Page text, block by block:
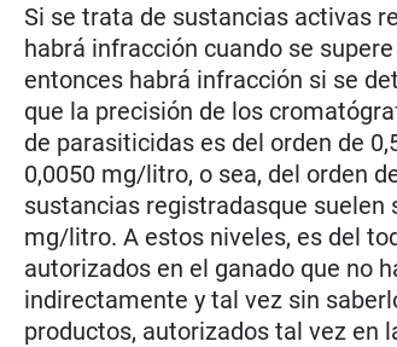
Si se trata de sustancias activas
habrá infracción cuando se
entonces habrá infracción si se
que la precisión de los
de parasiticidas es del orden de
0,0050 mg/litro, o sea, del orden
sustancias registradasque suelen
mg/litro. A estos niveles, es del
autorizados en el ganado que no
indirectamente y tal vez sin
productos, autorizados tal vez en